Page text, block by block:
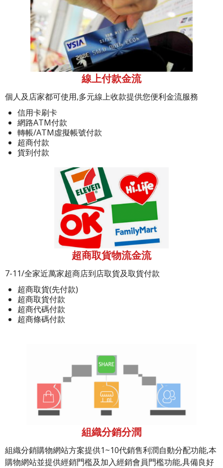
線上付款金流
個人及店家都可使用,多元線上收款提供您便利金流服務
信用卡刷卡
網路ATM付款
轉帳/ATM虛擬帳號付款
超商付款
貨到付款
超商取貨物流金流
7-11/全家近萬家超商店到店取貨及取貨付款
超商取貨(先付款)
超商取貨付款
超商代碼付款
超商條碼付款
組織分銷分潤
組織分銷購物網站方案提供1~10代銷售利潤自動分配功能,本
購物網站並提供經銷門檻及加入經銷會員門檻功能,具備良好